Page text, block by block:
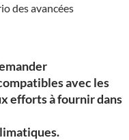
des avancées
avec les
efforts à fournir dans